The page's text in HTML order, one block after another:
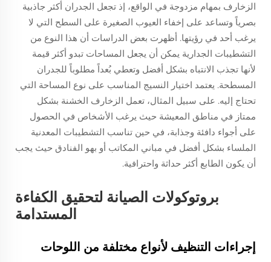
الزخارف بمهام مزدوجة في الواقع، إذ تجعل الجدران أكثر جاذبية
بصرياً وتساعد على إخفاء العيوب الصغيرة على السطح التي لا
يرغب أحد في رؤيتها. أظهرت بعض الدراسات أن هذا النوع من
التشطيبات الجدارية يمكن أن يجعل المساحات تبدو أكثر قيمة
لأنها تجذب الانتباه بشكل أفضل وتعطي بُعداً مطلوباً للجدران
المسطحة. يعتمد اختيار النسيج المناسب على نوع المساحة التي
تحتاج إليه. على سبيل المثال، تعمل الزخارف الخشنة بشكل
ممتاز في مناطق المعيشة حيث يرغب الأشخاص في الحصول
على أجواء دافئة وجذابة، في حين تناسب التشطيبات المعدنية
الملساء بشكل أفضل في مباني المكاتب أو بهو الفنادق حيث يجب
أن يكون الطابع أكثر حداثة واحترافية.
بروتوكولات الصيانة لتحقيق الكفاءة
المستدامة
إجراءات التنظيف لأنواع مختلفة من اللوحات